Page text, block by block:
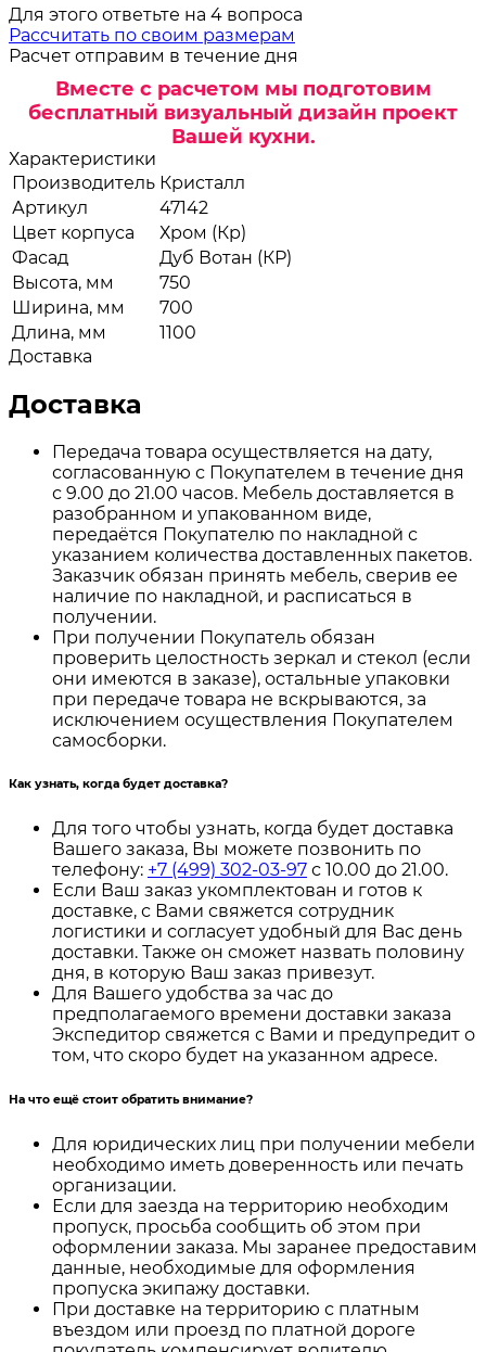
Для этого ответьте на 4 вопроса
Рассчитать по своим размерам
Расчет отправим в течение дня
Вместе с расчетом мы подготовим
бесплатный визуальный дизайн проект
Вашей кухни.
Характеристики
Производитель Кристалл
Артикул
47142
Цвет корпуса
Хром (Кр)
Фасад
Дуб Вотан (КР)
Высота, мм
750
Ширина, мм
700
Длина, мм
1100
Доставка
Доставка
Передача товара осуществляется на дату,
согласованную с Покупателем в течение дня
с 9.00 до 21.00 часов. Мебель доставляется в
разобранном и упакованном виде,
передаётся Покупателю по накладной с
указанием количества доставленных пакетов.
Заказчик обязан принять мебель, сверив ее
наличие по накладной, и расписаться в
получении.
При получении Покупатель обязан
проверить целостность зеркал и стекол (если
они имеются в заказе), остальные упаковки
при передаче товара не вскрываются, за
исключением осуществления Покупателем
самосборки.
Как узнать, когда будет доставка?
Для того чтобы узнать, когда будет доставка
Вашего заказа, Вы можете позвонить по
телефону: +7 (499) 302-03-97 с 10.00 до 21.00.
Если Ваш заказ укомплектован и готов к
доставке, с Вами свяжется сотрудник
логистики и согласует удобный для Вас день
доставки. Также он сможет назвать половину
дня, в которую Ваш заказ привезут.
Для Вашего удобства за час до
предполагаемого времени доставки заказа
Экспедитор свяжется с Вами и предупредит о
том, что скоро будет на указанном адресе.
На что ещё стоит обратить внимание?
Для юридических лиц при получении мебели
необходимо иметь доверенность или печать
организации.
Если для заезда на территорию необходим
пропуск, просьба сообщить об этом при
оформлении заказа. Мы заранее предоставим
данные, необходимые для оформления
пропуска экипажу доставки.
При доставке на территорию с платным
въездом или проезд по платной дороге